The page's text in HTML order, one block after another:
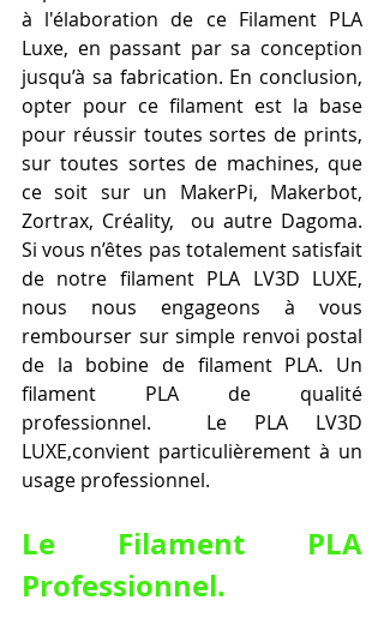
à l'élaboration de ce Filament PLA
Luxe, en passant par sa conception
jusqu’à sa fabrication. En conclusion,
opter pour ce filament est la base
pour réussir toutes sortes de prints,
sur toutes sortes de machines, que
ce soit sur un MakerPi, Makerbot,
Zortrax, Créality,  ou autre Dagoma.
Si vous n’êtes pas totalement satisfait
de notre filament PLA LV3D LUXE,
nous nous engageons à vous
rembourser sur simple renvoi postal
de la bobine de filament PLA. Un
filament PLA de qualité
professionnel.  Le PLA LV3D
LUXE,convient particulièrement à un
usage professionnel.
Le Filament PLA
Professionnel.